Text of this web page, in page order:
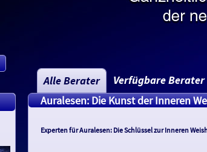
Auralesen: Die Kunst der Inneren
Experten für Auralesen: Die Schlüssel zur Inneren
Alle Berater Verfügbare Berater